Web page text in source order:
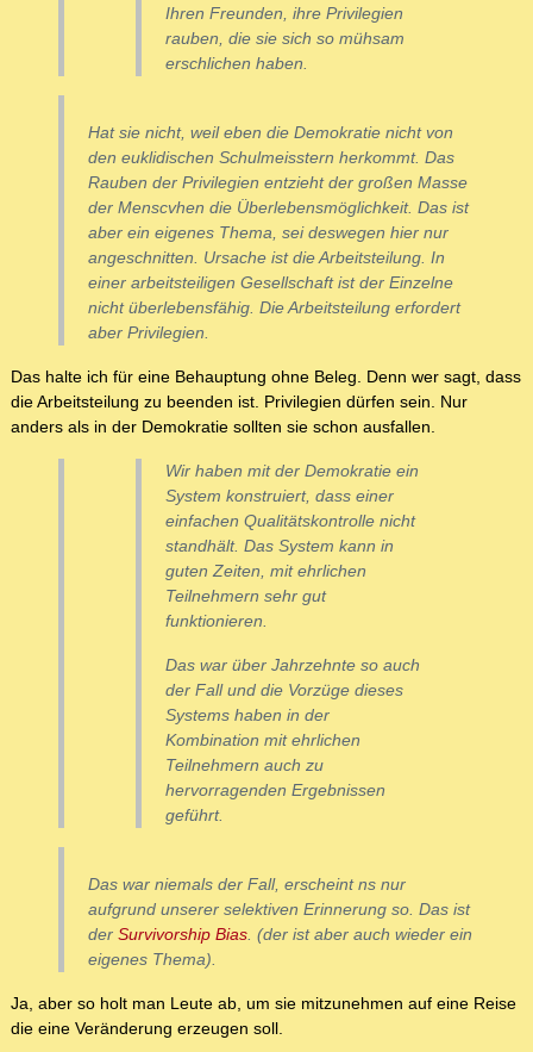
Ihren Freunden, ihre Privilegien
rauben, die sie sich so mühsam
erschlichen haben.
Hat sie nicht, weil eben die Demokratie nicht von
den euklidischen Schulmeisstern herkommt. Das
Rauben der Privilegien entzieht der großen Masse
der Menscvhen die Überlebensmöglichkeit. Das ist
aber ein eigenes Thema, sei deswegen hier nur
angeschnitten. Ursache ist die Arbeitsteilung. In
einer arbeitsteiligen Gesellschaft ist der Einzelne
nicht überlebensfähig. Die Arbeitsteilung erfordert
aber Privilegien.
Das halte ich für eine Behauptung ohne Beleg. Denn wer sagt, dass
die Arbeitsteilung zu beenden ist. Privilegien dürfen sein. Nur
anders als in der Demokratie sollten sie schon ausfallen.
Wir haben mit der Demokratie ein
System konstruiert, dass einer
einfachen Qualitätskontrolle nicht
standhält. Das System kann in
guten Zeiten, mit ehrlichen
Teilnehmern sehr gut
funktionieren.
Das war über Jahrzehnte so auch
der Fall und die Vorzüge dieses
Systems haben in der
Kombination mit ehrlichen
Teilnehmern auch zu
hervorragenden Ergebnissen
geführt.
Das war niemals der Fall, erscheint ns nur
aufgrund unserer selektiven Erinnerung so. Das ist
der Survivorship Bias. (der ist aber auch wieder ein
eigenes Thema).
Ja, aber so holt man Leute ab, um sie mitzunehmen auf eine Reise
die eine Veränderung erzeugen soll.